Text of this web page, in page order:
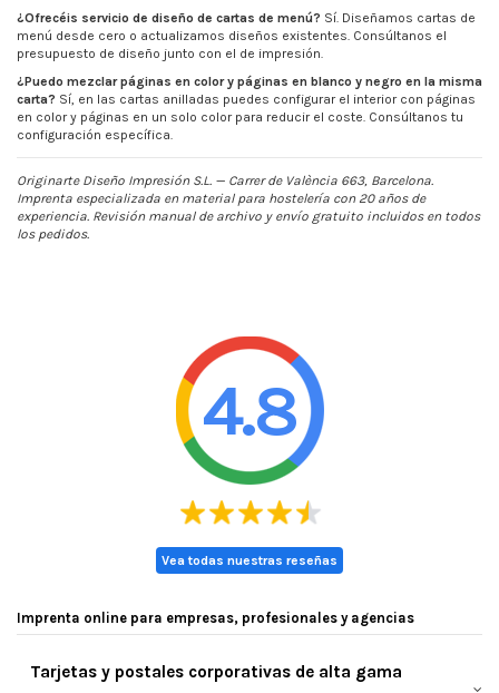
¿Ofrecéis servicio de diseño de cartas de menú? Sí. Diseñamos cartas de
menú desde cero o actualizamos diseños existentes. Consúltanos el
presupuesto de diseño junto con el de impresión.
¿Puedo mezclar páginas en color y páginas en blanco y negro en la misma
carta? Sí, en las cartas anilladas puedes configurar el interior con páginas
en color y páginas en un solo color para reducir el coste. Consúltanos tu
configuración específica.
Originarte Diseño Impresión S.L. — Carrer de València 663, Barcelona.
Imprenta especializada en material para hostelería con 20 años de
experiencia. Revisión manual de archivo y envío gratuito incluidos en todos
los pedidos.
4.8
Vea todas nuestras reseñas
Imprenta online para empresas, profesionales y agencias
Tarjetas y postales corporativas de alta gama